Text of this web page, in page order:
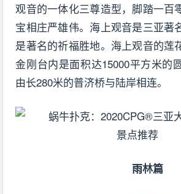
观音的一体化三尊造型，脚踏一百
宝相庄严雄伟。海上观音是三亚著
是著名的祈福胜地。海上观音的莲
金刚台内是面积达15000平方米的
由长280米的普济桥与陆岸相连。
雨林篇